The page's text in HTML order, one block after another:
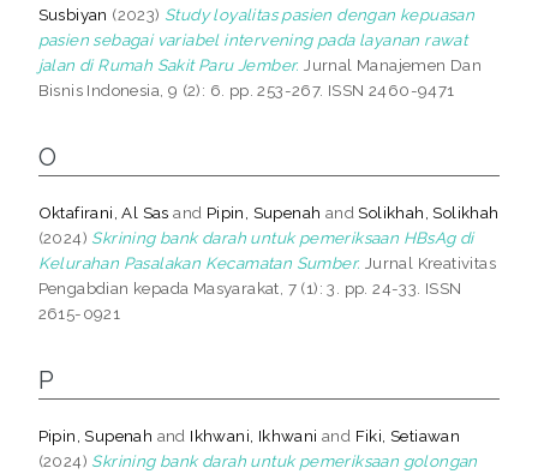
Susbiyan (2023) Study loyalitas pasien dengan kepuasan
pasien sebagai variabel intervening pada layanan rawat
jalan di Rumah Sakit Paru Jember. Jurnal Manajemen Dan
Bisnis Indonesia, 9 (2): 6. pp. 253-267. ISSN 2460-9471
O
Oktafirani, Al Sas and Pipin, Supenah andSolikhah, Solikhah
(2024) Skrining bank darah untuk pemeriksaan HBsAg di
Kelurahan Pasalakan Kecamatan Sumber. Jurnal Kreativitas
Pengabdian kepada Masyarakat, 7 (1): 3. pp. 24-33. ISSN
2615-0921
P
Pipin, Supenah and Ikhwani, Ikhwani and Fiki, Setiawan
(2024) Skrining bank darah untuk pemeriksaan golongan